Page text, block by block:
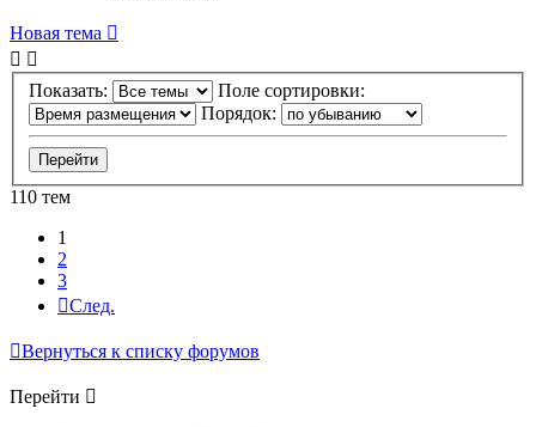
Новая тема
Показать:
Поле сортировки:
Порядок:
110 тем
1
2
3
След.
Вернуться к списку форумов
Перейти